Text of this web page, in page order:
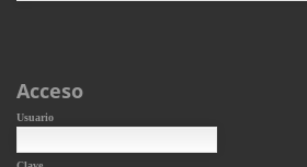
Acceso
Usuario